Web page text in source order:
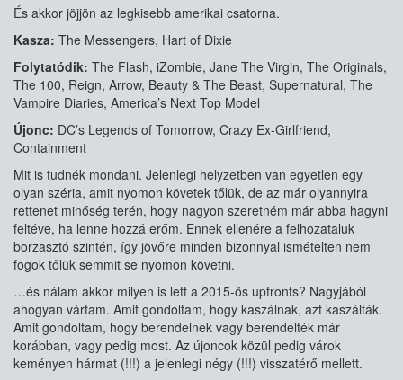
És akkor jöjjön az legkisebb amerikai csatorna.
Kasza: The Messengers, Hart of Dixie
Folytatódik: The Flash, iZombie, Jane The Virgin, The Originals,
The 100, Reign, Arrow, Beauty & The Beast, Supernatural, The
Vampire Diaries, America’s Next Top Model
Újonc: DC’s Legends of Tomorrow, Crazy Ex-Girlfriend,
Containment
Mit is tudnék mondani. Jelenlegi helyzetben van egyetlen egy
olyan széria, amit nyomon követek tőlük, de az már olyannyira
rettenet minőség terén, hogy nagyon szeretném már abba hagyni
feltéve, ha lenne hozzá erőm. Ennek ellenére a felhozataluk
borzasztó szintén, így jövőre minden bizonnyal ismételten nem
fogok tőlük semmit se nyomon követni.
…és nálam akkor milyen is lett a 2015-ös upfronts? Nagyjából
ahogyan vártam. Amit gondoltam, hogy kaszálnak, azt kaszálták.
Amit gondoltam, hogy berendelnek vagy berendelték már
korábban, vagy pedig most. Az újoncok közül pedig várok
keményen hármat (!!!) a jelenlegi négy (!!!) visszatérő mellett.